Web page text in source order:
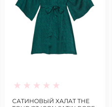
САТИНОВЫЙ ХАЛАТ THE